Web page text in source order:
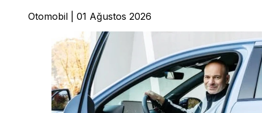
Otomobil 01 Ağustos 2026